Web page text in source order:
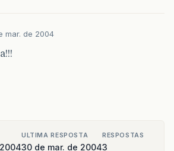
mar. de 2004
ULTIMA RESPOSTA
30 de mar. de 2004
RESPOSTAS
3